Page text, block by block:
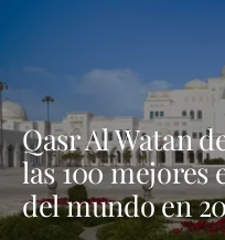
Qasr Al Watan
las 100 mejores
del mundo en